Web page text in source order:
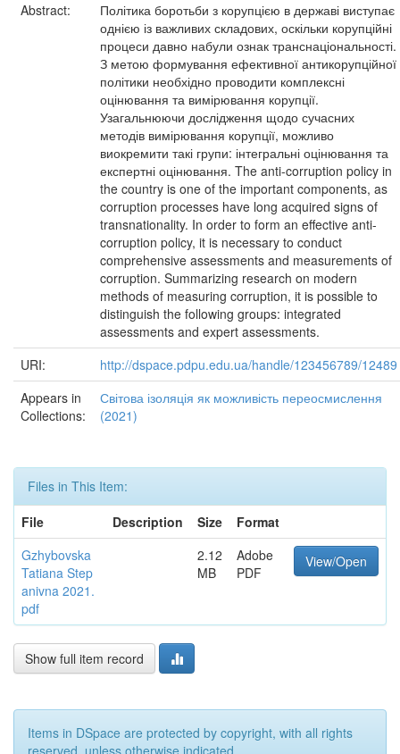
Abstract:
Політика боротьби з корупцією в державі виступає
однією із важливих складових, оскільки корупційні
процеси давно набули ознак транснаціональності.
З метою формування ефективної антикорупційної
політики необхідно проводити комплексні
оцінювання та вимірювання корупції.
Узагальнюючи дослідження щодо сучасних
методів вимірювання корупції, можливо
виокремити такі групи: інтегральні оцінювання та
експертні оцінювання. The anti-corruption policy in
the country is one of the important components, as
corruption processes have long acquired signs of
transnationality. In order to form an effective anti-
corruption policy, it is necessary to conduct
comprehensive assessments and measurements of
corruption. Summarizing research on modern
methods of measuring corruption, it is possible to
distinguish the following groups: integrated
assessments and expert assessments.
URI:
http://dspace.pdpu.edu.ua/handle/123456789/12489
Appears in
Collections:
Світова ізоляція як можливість переосмислення
(2021)
Files in This Item:
File
Description Size
Format
Gzhybovska
Tatiana Step
anivna 2021.
pdf
2.12
MB
Adobe
PDF
View/Open
Show full item record
Items in DSpace are protected by copyright, with all rights
reserved, unless otherwise indicated.